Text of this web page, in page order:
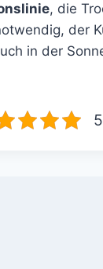
, die
der
in der